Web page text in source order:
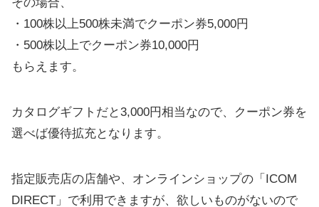
・100株以上500株未満でクーポン券5,000円
・500株以上でクーポン券10,000円
もらえます。
カタログギフトだと3,000円相当なので、クーポン券を
選べば優待拡充となります。
指定販売店の店舗や、オンラインショップの「ICOM
DIRECT」で利用できますが、欲しいものがないので